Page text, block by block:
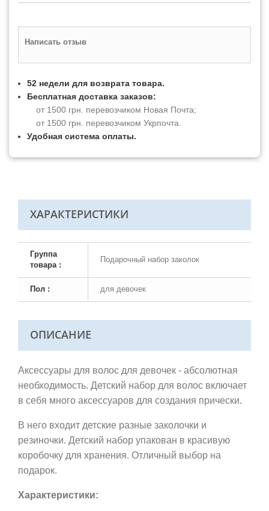
Написать отзыв
52 недели для возврата товара.
Бесплатная доставка заказов:
от 1500 грн. перевозчиком Новая Почта;
от 1500 грн. перевозчиком Укрпочта.
Удобная система оплаты.
ХАРАКТЕРИСТИКИ
Группа
товара :
Подарочный набор заколок
Пол : для девочек
ОПИСАНИЕ
Аксессуары для волос для девочек - абсолютная
необходимость. Детский набор для волос включает
в себя много аксессуаров для создания прически.
В него входит детские разные заколочки и
резиночки. Детский набор упакован в красивую
коробочку для хранения. Отличный выбор на
подарок.
Характеристики: